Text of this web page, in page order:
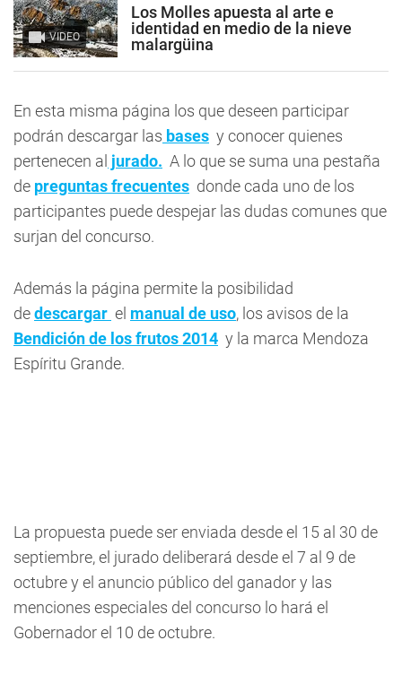
VIDEO
Los Molles apuesta al arte e
identidad en medio de la nieve
malargüina
En esta misma página los que deseen participar
podrán descargar las bases y conocer quienes
pertenecen al jurado. A lo que se suma una pestaña
de preguntas frecuentes donde cada uno de los
participantes puede despejar las dudas comunes que
surjan del concurso.
Además la página permite la posibilidad
dedescargar el manual de uso, los avisos de la
Bendición de los frutos 2014 y la marca Mendoza
Espíritu Grande.
La propuesta puede ser enviada desde el 15 al 30 de
septiembre, el jurado deliberará desde el 7 al 9 de
octubre y el anuncio público del ganador y las
menciones especiales del concurso lo hará el
Gobernador el 10 de octubre.